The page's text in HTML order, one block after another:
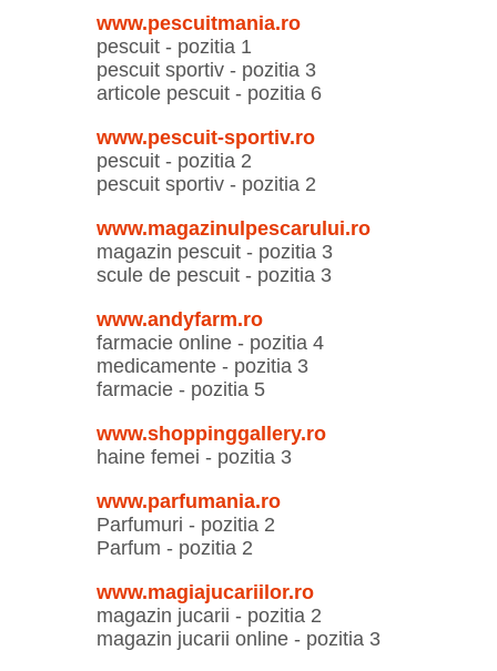
www.pescuitmania.ro
pescuit - pozitia 1
pescuit sportiv - pozitia 3
articole pescuit - pozitia 6
www.pescuit-sportiv.ro
pescuit - pozitia 2
pescuit sportiv - pozitia 2
www.magazinulpescarului.ro
magazin pescuit - pozitia 3
scule de pescuit - pozitia 3
www.andyfarm.ro
farmacie online - pozitia 4
medicamente - pozitia 3
farmacie - pozitia 5
www.shoppinggallery.ro
haine femei - pozitia 3
www.parfumania.ro
Parfumuri - pozitia 2
Parfum - pozitia 2
www.magiajucariilor.ro
magazin jucarii - pozitia 2
magazin jucarii online - pozitia 3